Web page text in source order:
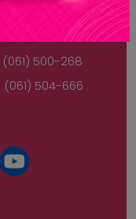
(061) 500-268
(061) 504-666